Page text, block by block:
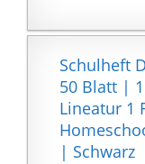
Schulheft
50 Blatt |
Lineatur 1
| Schwarz